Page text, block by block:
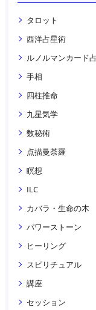
タロット
西洋占星術
ルノルマンカード
手相
四柱推命
九星気学
数秘術
点描曼荼羅
瞑想
ILC
カバラ・生命の木
パワーストーン
ヒーリング
スピリチュアル
講座
セッション